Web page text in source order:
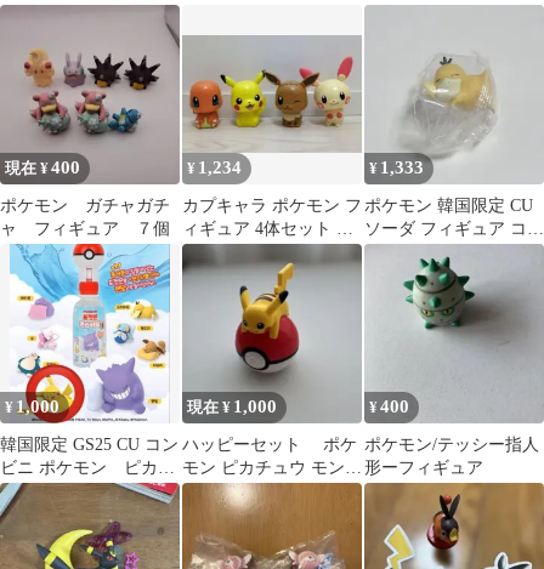
マ ポッチャマ ゴマゾウ
現在 ¥400
ポケモン ガチャガチ
ャ フィギュア ７個
¥ 1,234
カプキャラ ポケモン フ
ィギュア 4体セット ま
とめ売り
¥ 1,333
ポケモン 韓国限定 CU
ソーダ フィギュア コダ
ック
¥1,000
韓国限定 GS25 CU コン
ビニ ポケモン ピカチ
ュウ フィギュア
現在 ¥ 1,000
ハッピーセット ポケ
モン ピカチュウ モンス
ターボール フィギュア
¥400
ポケモン/テッシー指人
形ーフィギュア